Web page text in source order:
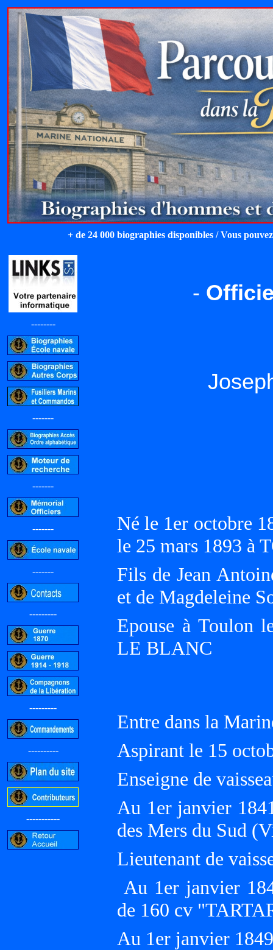
+ de 24 000 biographies disponibles / Vous
--------
-------
-------
-------
-------
---------
---------
----------
-----------
-
Né le 1er octobre
le 25 mars 1893 à
Fils de Jean
et de Magdeleine
Epouse à Toulon
LE BLANC
Entre dans la
Aspirant le 15
Enseigne de
Au 1er janvier
des Mers du Sud
Lieutenant de
Au 1er janvier
de 160 cv
Au 1er janvier